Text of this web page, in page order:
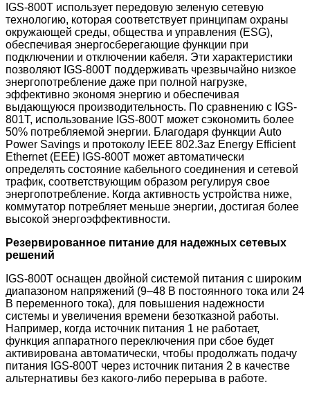
IGS-800T использует передовую зеленую сетевую
технологию, которая соответствует принципам охраны
окружающей среды, общества и управления (ESG),
обеспечивая энергосберегающие функции при
подключении и отключении кабеля. Эти характеристики
позволяют IGS-800T поддерживать чрезвычайно низкое
энергопотребление даже при полной нагрузке,
эффективно экономя энергию и обеспечивая
выдающуюся производительность. По сравнению с IGS-
801T, использование IGS-800T может сэкономить более
50% потребляемой энергии. Благодаря функции Auto
Power Savings и протоколу IEEE 802.3az Energy Efficient
Ethernet (EEE) IGS-800T может автоматически
определять состояние кабельного соединения и сетевой
трафик, соответствующим образом регулируя свое
энергопотребление. Когда активность устройства ниже,
коммутатор потребляет меньше энергии, достигая более
высокой энергоэффективности.
Резервированное питание для надежных сетевых
решений
IGS-800T оснащен двойной системой питания с широким
диапазоном напряжений (9–48 В постоянного тока или 24
В переменного тока), для повышения надежности
системы и увеличения времени безотказной работы.
Например, когда источник питания 1 не работает,
функция аппаратного переключения при сбое будет
активирована автоматически, чтобы продолжать подачу
питания IGS-800T через источник питания 2 в качестве
альтернативы без какого-либо перерыва в работе.